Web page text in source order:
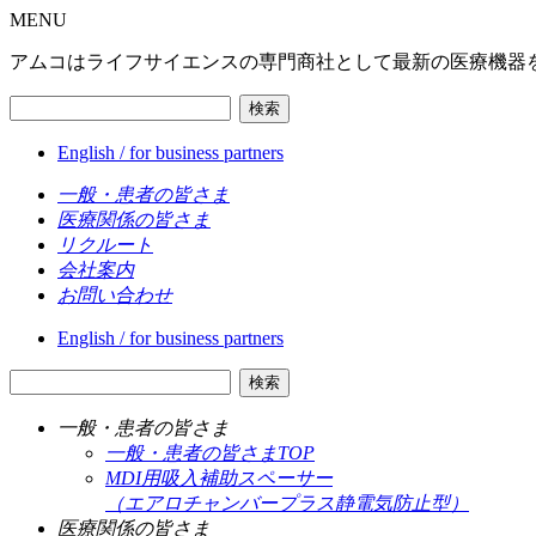
MENU
アムコはライフサイエンスの専門商社として最新の医療機器
検索
English / for business partners
一般・患者の皆さま
医療関係の皆さま
リクルート
会社案内
お問い合わせ
English / for business partners
検索
一般・患者の皆さま
一般・患者の皆さまTOP
MDI用吸入補助スペーサー
（エアロチャンバープラス静電気防止型）
医療関係の皆さま